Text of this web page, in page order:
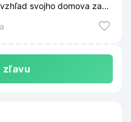
svojho domova za
zľavu